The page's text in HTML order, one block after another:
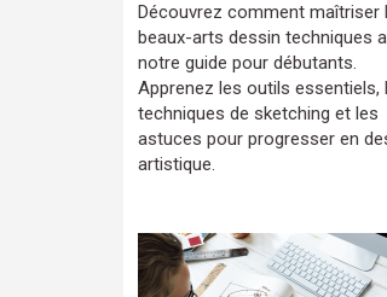
Découvrez comment maîtriser
beaux-arts dessin techniques
notre guide pour débutants.
Apprenez les outils essentiels,
techniques de sketching et les
astuces pour progresser en
artistique.